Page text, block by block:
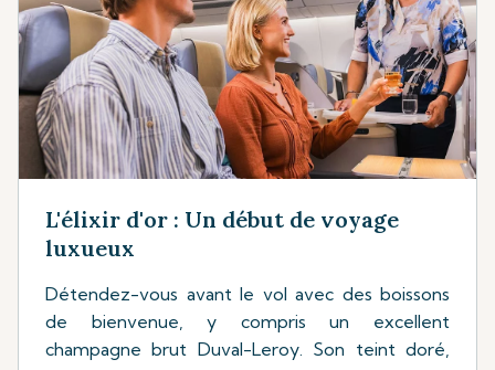
L'élixir d'or : Un début de voyage
luxueux
Détendez-vous avant le vol avec des boissons
de bienvenue, y compris un excellent
champagne brut Duval-Leroy. Son teint doré,